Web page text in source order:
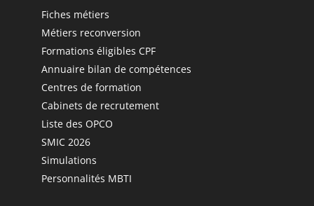
Fiches métiers
Métiers reconversion
Formations éligibles CPF
Annuaire bilan de compétences
Centres de formation
Cabinets de recrutement
Liste des OPCO
SMIC 2026
Simulations
Personnalités MBTI